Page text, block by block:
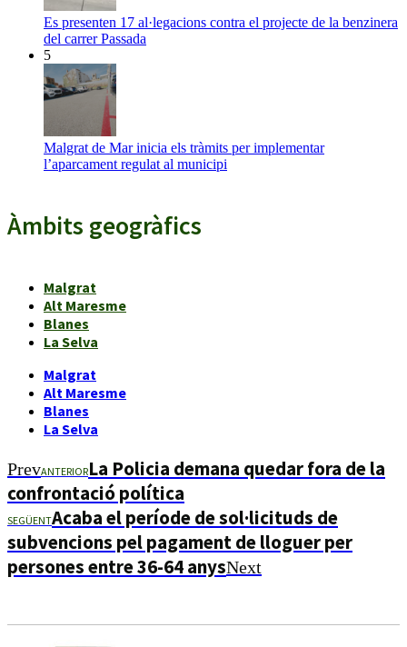
Es presenten 17 al·legacions contra el projecte de la benzinera
del carrer Passada
5
Malgrat de Mar inicia els tràmits per implementar
l’aparcament regulat al municipi
Àmbits geogràfics
Malgrat
Alt Maresme
Blanes
La Selva
Malgrat
Alt Maresme
Blanes
La Selva
PrevANTERIORLa Policia demana quedar fora de la
confrontació política
SEGÜENTAcaba el període de sol·licituds de
subvencions pel pagament de lloguer per
persones entre 36-64 anysNext